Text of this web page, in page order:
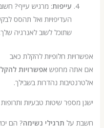
עייפות: מרגיש עייף? חשוב לשים
העדיפויות ואל תהסס לבקש תמיכה
שתוכל לשוב לאנרגיה שלך.
חלופיות להקלת כאב
מחפשאפשרויות להקלת כאב
נהדרות בשבילך.
שיטות טבעיות ותרופות חלופיות
עלתרגילי נשימה? הם יכולים